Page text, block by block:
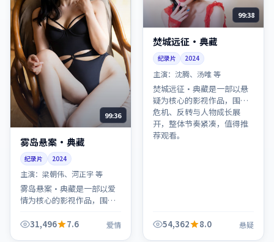
99:36
雾岛悬案·典藏
纪录片 2024
主演： 梁朝伟、河正宇 等
雾岛悬案·典藏是一部以爱
情为核心的影视作品，围绕
开，整体节奏紧凑，值得推
31,496 7.6 爱情
99:38
焚城远征·典藏
纪录片 2024
主演：沈腾、汤唯 等
焚城远征·典藏是一部以悬
疑为核心的影视作品，围绕
危机、反转与人物成长展
开，整体节奏紧凑，值得推
荐观看。
54,362 8.0 悬疑